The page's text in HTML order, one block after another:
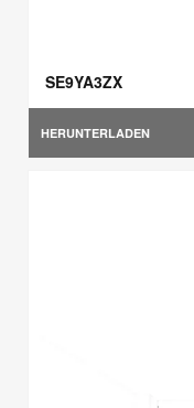
SE9YA3ZX
HERUNTERLADEN